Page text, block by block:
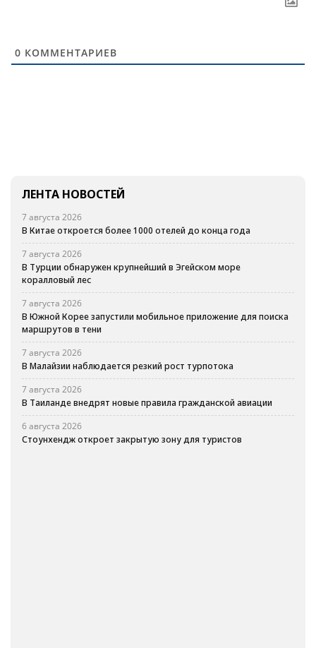
0 КОММЕНТАРИЕВ
ЛЕНТА НОВОСТЕЙ
7 августа 2026
В Китае откроется более 1000 отелей до конца года
7 августа 2026
В Турции обнаружен крупнейший в Эгейском море
коралловый лес
7 августа 2026
В Южной Корее запустили мобильное приложение для поиска
маршрутов в тени
7 августа 2026
В Малайзии наблюдается резкий рост турпотока
7 августа 2026
В Таиланде внедрят новые правила гражданской авиации
6 августа 2026
Стоунхендж откроет закрытую зону для туристов